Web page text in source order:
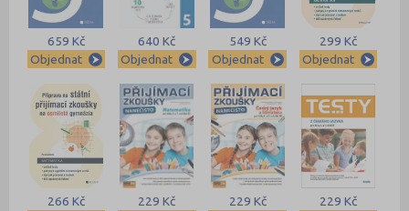
659 Kč
Objednat
640 Kč
Objednat
549 Kč
Objednat
299 Kč
Objednat
266 Kč
229 Kč
229 Kč
229 Kč